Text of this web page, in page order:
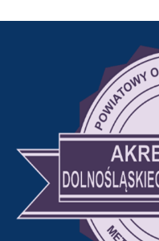
jak i
czerpać
uczniów.
Q&A z
wymiany
opinii””